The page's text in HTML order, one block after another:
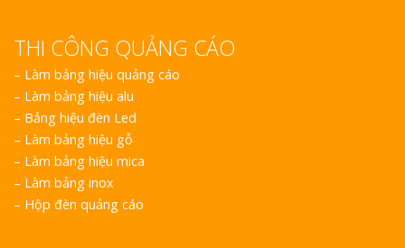
THI CÔNG QUẢNG CÁO
– Làm bảng hiệu quảng cáo
– Làm bảng hiệu alu
– Bảng hiệu đèn Led
– Làm bảng hiệu gỗ
– Làm bảng hiệu mica
– Làm bảng inox
– Hộp đèn quảng cáo